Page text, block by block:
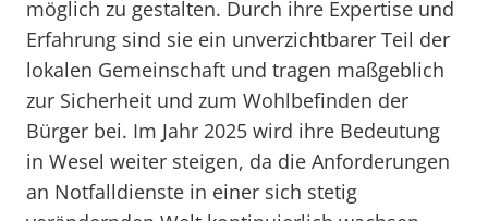
möglich zu gestalten. Durch ihre Expertise und
Erfahrung sind sie ein unverzichtbarer Teil der
lokalen Gemeinschaft und tragen maßgeblich
zur Sicherheit und zum Wohlbefinden der
Bürger bei. Im Jahr 2025 wird ihre Bedeutung
in Wesel weiter steigen, da die Anforderungen
an Notfalldienste in einer sich stetig